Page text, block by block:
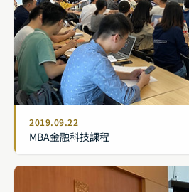
2019.09.22
MBA金融科技課程